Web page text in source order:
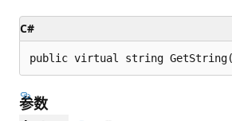
C#
public virtual string
参数